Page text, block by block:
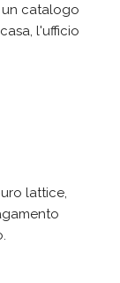
un catalogo
l'ufficio
lattice,